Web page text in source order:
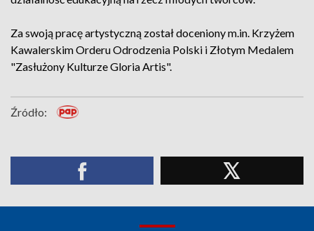
Za swoją pracę artystyczną został doceniony m.in. Krzyżem
Kawalerskim Orderu Odrodzenia Polski i Złotym Medalem
"Zasłużony Kulturze Gloria Artis".
Źródło: